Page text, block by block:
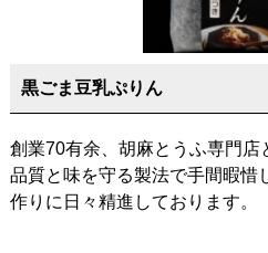
黒ごま豆乳ぷりん
創業70有余、胡麻とうふ専門店
品質と味を守る製法で手間暇惜
作りに日々精進しております。